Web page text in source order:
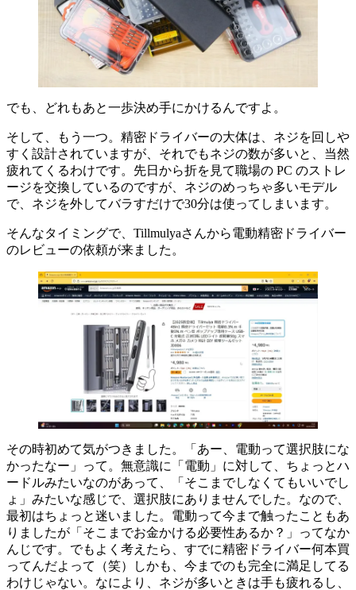
でも、どれもあと一歩決め手にかけるんですよ。
そして、もう一つ。精密ドライバーの大体は、ネジを回しや
すく設計されていますが、それでもネジの数が多いと、当然
疲れてくるわけです。先日から折を見て職場の PC のストレ
ージを交換しているのですが、ネジのめっちゃ多いモデル
で、ネジを外してバラすだけで30分は使ってしまいます。
そんなタイミングで、Tillmulyaさんから電動精密ドライバー
のレビューの依頼が来ました。
その時初めて気がつきました。「あー、電動って選択肢にな
かったなー」って。無意識に「電動」に対して、ちょっとハ
ードルみたいなのがあって、「そこまでしなくてもいいでし
ょ」みたいな感じで、選択肢にありませんでした。なので、
最初はちょっと迷いました。電動って今まで触ったこともあ
りましたが「そこまでお金かける必要性あるか？」ってなか
んじです。でもよく考えたら、すでに精密ドライバー何本買
ってんだよって（笑）しかも、今までのも完全に満足してる
わけじゃない。なにより、ネジが多いときは手も疲れるし、